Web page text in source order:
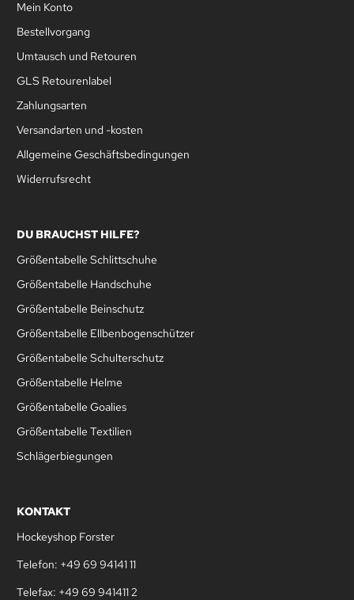
Mein Konto
Bestellvorgang
Umtausch und Retouren
GLS Retourenlabel
Zahlungsarten
Versandarten und -kosten
Allgemeine Geschäftsbedingungen
Widerrufsrecht
DU BRAUCHST HILFE?
Größentabelle Schlittschuhe
Größentabelle Handschuhe
Größentabelle Beinschutz
Größentabelle Ellbenbogenschützer
Größentabelle Schulterschutz
Größentabelle Helme
Größentabelle Goalies
Größentabelle Textilien
Schlägerbiegungen
KONTAKT
Hockeyshop Forster
Telefon: +49 69 94141 11
Telefax: +49 69 941411 2